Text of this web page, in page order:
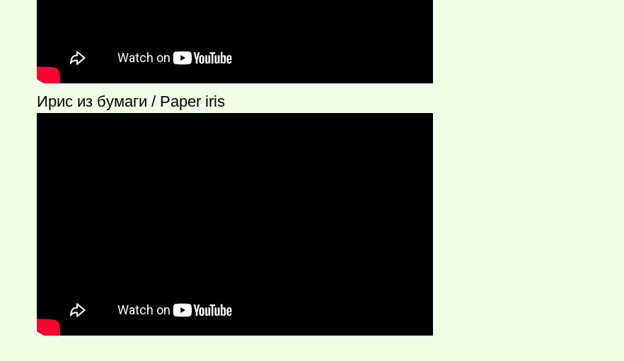
Ирис из бумаги / Paper iris